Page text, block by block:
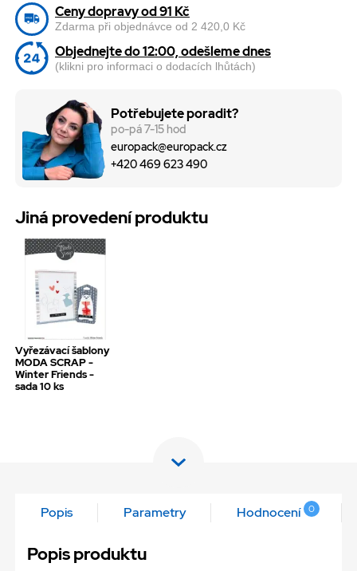
Ceny dopravy od 91 Kč
Zdarma při objednávce od 2 420,0 Kč
Objednejte do 12:00, odešleme dnes
(klikni pro informaci o dodacích lhůtách)
Potřebujete poradit?
po-pá 7-15 hod
europack@europack.cz
+420 469 623 490
Jiná provedení produktu
Vyřezávací šablony
MODA SCRAP -
Winter Friends -
sada 10 ks
Popis Parametry Hodnocení 0
Popis produktu